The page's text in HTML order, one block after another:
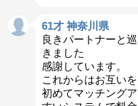
61才 神奈川県
良きパートナーと
きました
感謝しています。
これからはお互い
初めてマッチング